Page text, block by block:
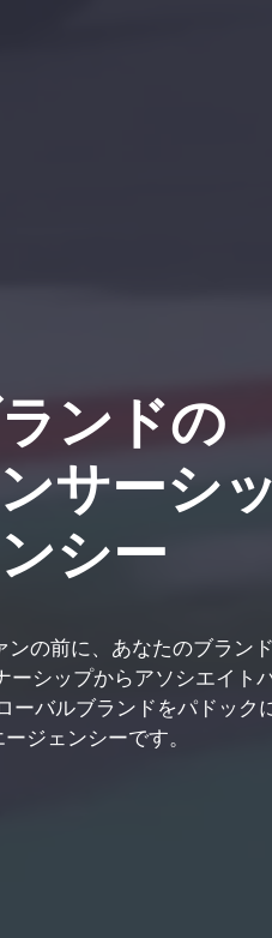
ンドの
サーシッ
シー
の前に、あなたのブランド
ーシップからアソシエイト
ーバルブランドをパドック
ジェンシーです。